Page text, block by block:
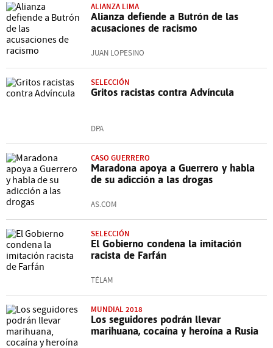
ALIANZA LIMA
Alianza defiende a Butrón de las
acusaciones de racismo
JUAN LOPESINO
SELECCIÓN
Gritos racistas contra Advíncula
DPA
CASO GUERRERO
Maradona apoya a Guerrero y habla
de su adicción a las drogas
AS.COM
SELECCIÓN
El Gobierno condena la imitación
racista de Farfán
TÉLAM
MUNDIAL 2018
Los seguidores podrán llevar
marihuana, cocaína y heroína a Rusia